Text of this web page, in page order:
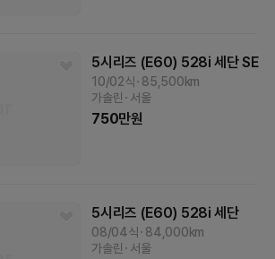
5시리즈 (E60) 528i 세단 SE
10/02식 85,500km
가솔린
서울
750만원
5시리즈 (E60) 528i 세단
08/04식 84,000km
가솔린
서울